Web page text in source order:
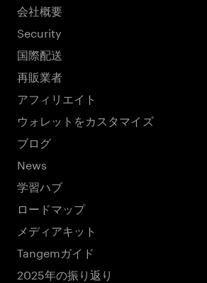
会社概要
Security
国際配送
再販業者
アフィリエイト
ウォレットをカスタマイズ
ブログ
News
学習ハブ
ロードマップ
メディアキット
Tangemガイド
2025年の振り返り